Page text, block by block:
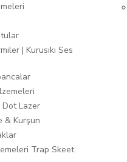
| Kurusıkı Ses
Dot Lazer
& Kurşun
Trap Skeet